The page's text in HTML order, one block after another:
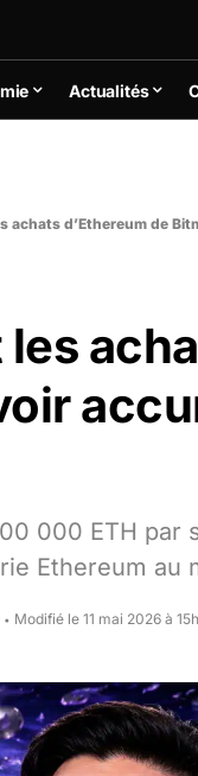
Actualités
achats d’Ethereum de
000 ETH par
Ethereum au
• Modifié le 11 mai 2026 à